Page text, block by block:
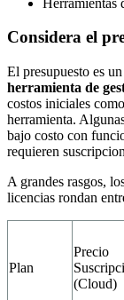
Considera el
El presupuesto es
herramienta de
costos iniciales
herramienta.
bajo costo con
requieren
A grandes rasgos,
licencias rondan
Plan
Precio
(Cloud)